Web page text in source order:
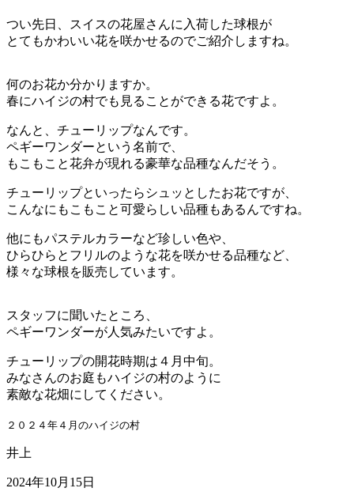
つい先日、スイスの花屋さんに入荷した球根が
とてもかわいい花を咲かせるのでご紹介しますね。
何のお花か分かりますか。
春にハイジの村でも見ることができる花ですよ。
なんと、チューリップなんです。
ペギーワンダーという名前で、
もこもこと花弁が現れる豪華な品種なんだそう。
チューリップといったらシュッとしたお花ですが、
こんなにもこもこと可愛らしい品種もあるんですね。
他にもパステルカラーなど珍しい色や、
ひらひらとフリルのような花を咲かせる品種など、
様々な球根を販売しています。
スタッフに聞いたところ、
ペギーワンダーが人気みたいですよ。
チューリップの開花時期は４月中旬。
みなさんのお庭もハイジの村のように
素敵な花畑にしてください。
２０２４年４月のハイジの村
井上
2024年10月15日